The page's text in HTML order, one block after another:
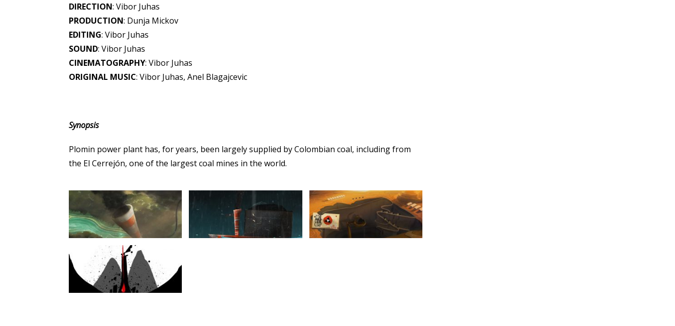
DIRECTION: Vibor Juhas
PRODUCTION: Dunja Mickov
EDITING: Vibor Juhas
SOUND: Vibor Juhas
CINEMATOGRAPHY: Vibor Juhas
ORIGINAL MUSIC: Vibor Juhas, Anel Blagajcevic
Synopsis
Plomin power plant has, for years, been largely supplied by Colombian coal, including from
the El Cerrejón, one of the largest coal mines in the world.